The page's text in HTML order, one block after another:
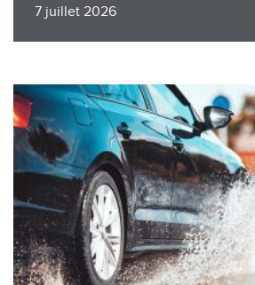
7 juillet 2026
Image